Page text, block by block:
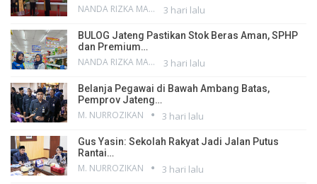
NANDA RIZKA MAHENDRA 3 hari lalu
BULOG Jateng Pastikan Stok Beras Aman, SPHP
dan Premium…
NANDA RIZKA MAHENDRA 3 hari lalu
Belanja Pegawai di Bawah Ambang Batas,
Pemprov Jateng…
M. NURROZIKAN 3 hari lalu
Gus Yasin: Sekolah Rakyat Jadi Jalan Putus
Rantai…
M. NURROZIKAN 3 hari lalu